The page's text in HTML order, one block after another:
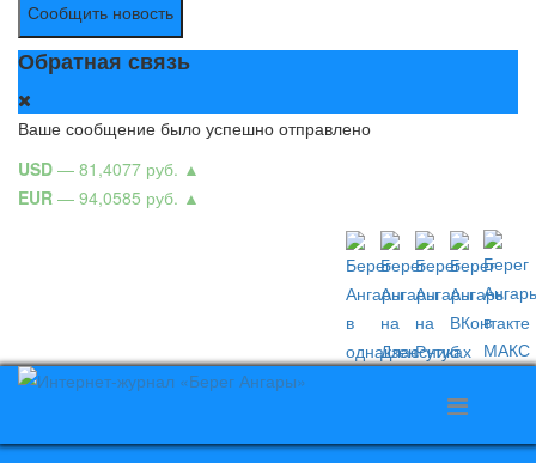
Сообщить новость
Обратная связь
Ваше сообщение было успешно отправлено
USD — 81,4077 руб. ▲
EUR — 94,0585 руб. ▲